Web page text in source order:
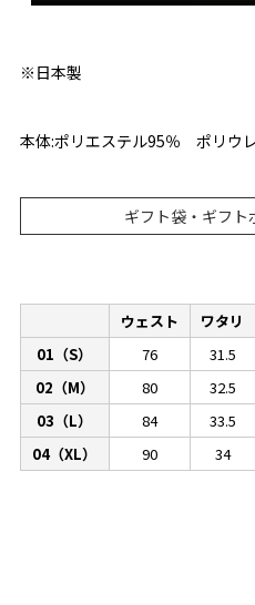
※日本製
本体:ポリエステル95％ ポリウ
ギフト袋・ギフト
ウェスト ワタリ
01（S）
76 31.5
02（M）
80 32.5
03（L）
84 33.5
04（XL）
90 34